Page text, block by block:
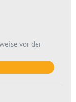
vor der